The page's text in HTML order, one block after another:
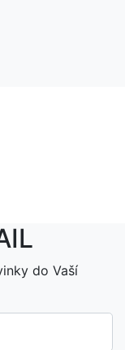
do Vaší